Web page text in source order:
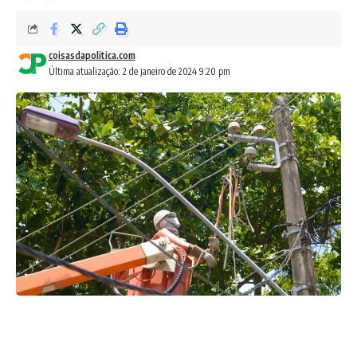
Última atualização: 2 de janeiro de 2024 9:20 pm
coisasdapolitica.com